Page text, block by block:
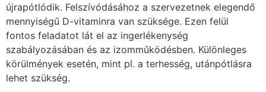
újrapótlódik. Felszívódásához a szervezetnek elegendő
mennyiségű D-vitaminra van szüksége. Ezen felül
fontos feladatot lát el az ingerlékenység
szabályozásában és az izomműködésben. Különleges
körülmények esetén, mint pl. a terhesség, utánpótlásra
lehet szükség.